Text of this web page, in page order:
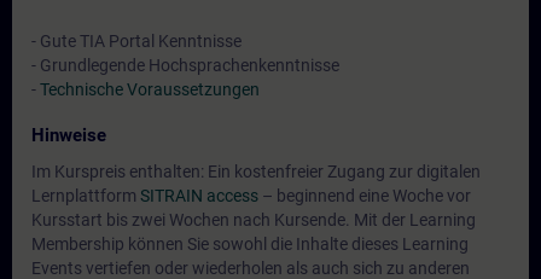
- Gute TIA Portal Kenntnisse
- Grundlegende Hochsprachenkenntnisse
-Technische Voraussetzungen
Hinweise
Im Kurspreis enthalten: Ein kostenfreier Zugang zur digitalen
Lernplattform SITRAIN access – beginnend eine Woche vor
Kursstart bis zwei Wochen nach Kursende. Mit der Learning
Membership können Sie sowohl die Inhalte dieses Learning
Events vertiefen oder wiederholen als auch sich zu anderen